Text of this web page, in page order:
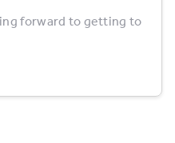
forward to getting to